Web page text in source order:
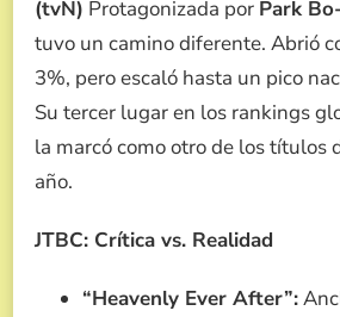
(tvN) Protagonizada por Park
tuvo un camino diferente. Abrió
3%, pero escaló hasta un pico
Su tercer lugar en los rankings
la marcó como otro de los títulos
año.
JTBC: Crítica vs. Realidad
“Heavenly Ever After”: